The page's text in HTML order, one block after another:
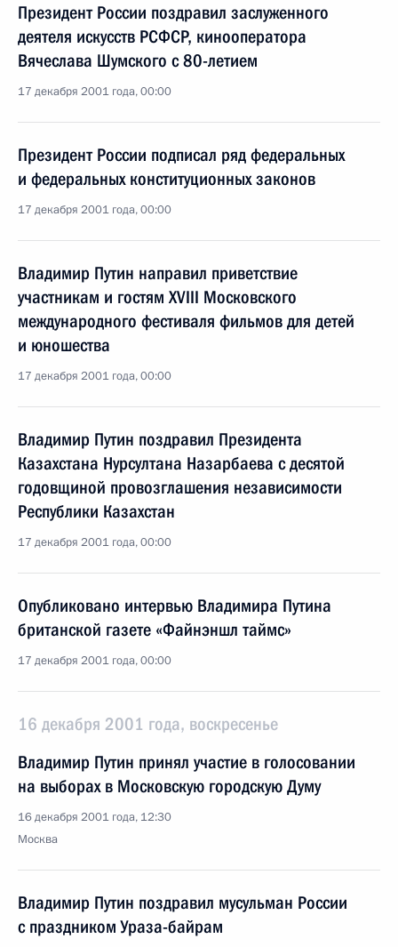
Президент России поздравил заслуженного
деятеля искусств РСФСР, кинооператора
Вячеслава Шумского с 80-летием
17 декабря 2001 года, 00:00
Президент России подписал ряд федеральных
и федеральных конституционных законов
17 декабря 2001 года, 00:00
Владимир Путин направил приветствие
участникам и гостям XVIII Московского
международного фестиваля фильмов для детей
и юношества
17 декабря 2001 года, 00:00
Владимир Путин поздравил Президента
Казахстана Нурсултана Назарбаева с десятой
годовщиной провозглашения независимости
Республики Казахстан
17 декабря 2001 года, 00:00
Опубликовано интервью Владимира Путина
британской газете «Файнэншл таймс»
17 декабря 2001 года, 00:00
16 декабря 2001 года, воскресенье
Владимир Путин принял участие в голосовании
на выборах в Московскую городскую Думу
16 декабря 2001 года, 12:30
Москва
Владимир Путин поздравил мусульман России
с праздником Ураза-байрам